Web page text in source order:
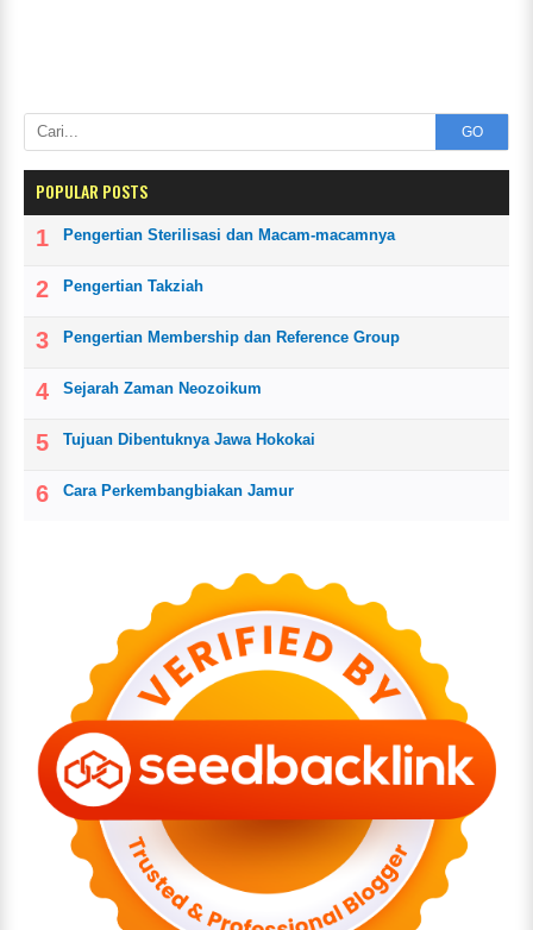
GO
POPULAR POSTS
Pengertian Sterilisasi dan Macam-macamnya
Pengertian Takziah
Pengertian Membership dan Reference Group
Sejarah Zaman Neozoikum
Tujuan Dibentuknya Jawa Hokokai
Cara Perkembangbiakan Jamur